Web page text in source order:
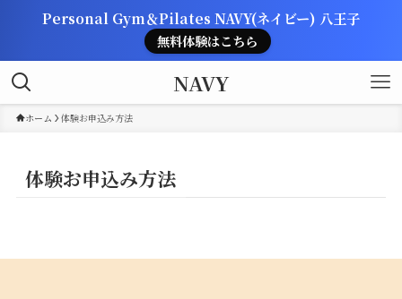
Personal Gym＆Pilates NAVY(ネイビー) 八王子
無料体験はこちら
NAVY
ホーム 体験お申込み方法
体験お申込み方法